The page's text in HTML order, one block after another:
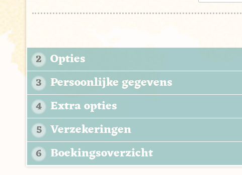
2 Opties
3 Persoonlijke gegevens
4 Extra opties
5 Verzekeringen
6 Boekingsoverzicht